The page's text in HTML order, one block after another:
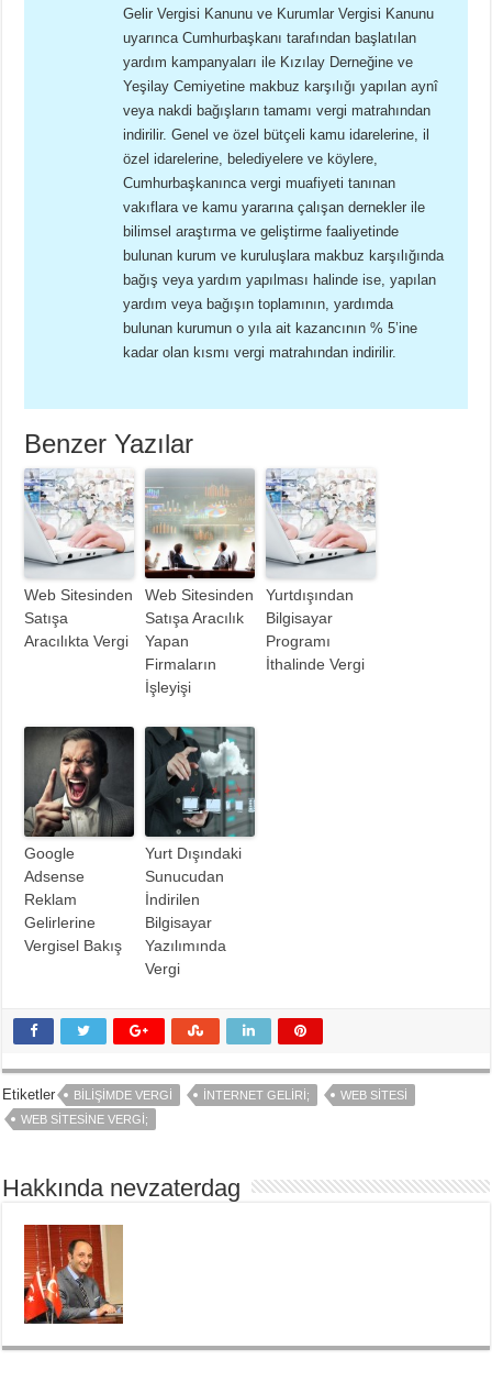
Gelir Vergisi Kanunu ve Kurumlar Vergisi Kanunu
uyarınca Cumhurbaşkanı tarafından başlatılan
yardım kampanyaları ile Kızılay Derneğine ve
Yeşilay Cemiyetine makbuz karşılığı yapılan aynî
veya nakdi bağışların tamamı vergi matrahından
indirilir. Genel ve özel bütçeli kamu idarelerine, il
özel idarelerine, belediyelere ve köylere,
Cumhurbaşkanınca vergi muafiyeti tanınan
vakıflara ve kamu yararına çalışan dernekler ile
bilimsel araştırma ve geliştirme faaliyetinde
bulunan kurum ve kuruluşlara makbuz karşılığında
bağış veya yardım yapılması halinde ise, yapılan
yardım veya bağışın toplamının, yardımda
bulunan kurumun o yıla ait kazancının % 5’ine
kadar olan kısmı vergi matrahından indirilir.
Benzer Yazılar
Web Sitesinden
Satışa
Aracılıkta Vergi
Web Sitesinden
Satışa Aracılık
Yapan
Firmaların
İşleyişi
Yurtdışından
Bilgisayar
Programı
İthalinde Vergi
Google
Adsense
Reklam
Gelirlerine
Vergisel Bakış
Yurt Dışındaki
Sunucudan
İndirilen
Bilgisayar
Yazılımında
Vergi
Etiketler BILIŞIMDE VERGI İNTERNET GELIRI;
WEB SITESI
WEB SITESINE VERGI;
Hakkında nevzaterdag